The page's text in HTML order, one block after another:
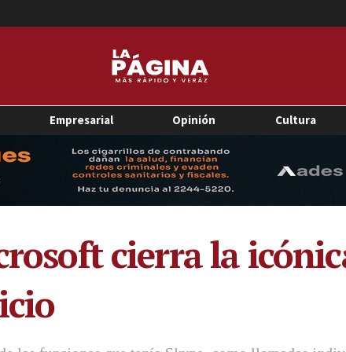
Empresarial Opinión Cultura
cierra la